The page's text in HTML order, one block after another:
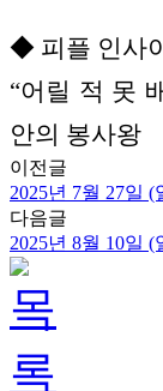
◆ 피플 인사
“어릴 적 못
안의 봉사왕
이전글
2025년 7월 27일 (
다음글
2025년 8월 10일 (